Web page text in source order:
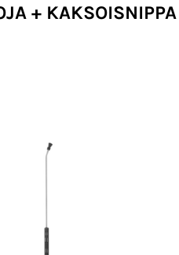
+ KAKSOISNIPPA